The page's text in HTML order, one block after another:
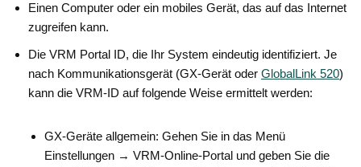
Einen Computer oder ein mobiles Gerät, das auf das Internet
zugreifen kann.
Die VRM Portal ID, die Ihr System eindeutig identifiziert. Je
nach Kommunikationsgerät (GX-Gerät oder GlobalLink 520)
kann die VRM-ID auf folgende Weise ermittelt werden:
GX-Geräte allgemein: Gehen Sie in das Menü
Einstellungen → VRM-Online-Portal und geben Sie die